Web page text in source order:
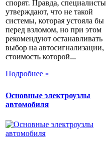
спорят. Правда, специалисты
утверждают, что не такой
системы, которая устояла бы
перед взломом, но при этом
рекомендуют останавливать
выбор на автосигнализации,
стоимость которой...
Подробнее »
Основные электроузлы
автомобиля